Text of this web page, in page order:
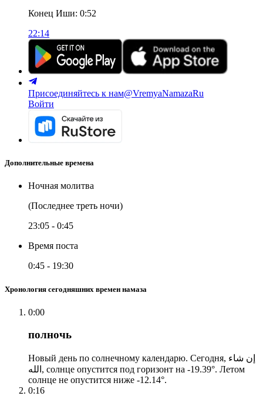
Конец Иши: 0:52
22:14
Присоединяйтесь к нам@VremyaNamazaRu
Войти
Дополнительные времена
Ночная молитва
(Последнее треть ночи)
23:05 - 0:45
Время поста
0:45 - 19:30
Хронология сегодняшних времен намаза
0:00
полночь
Новый день по солнечному календарю. Сегодня, إن شاء
الله, солнце опустится под горизонт на -19.39°. Летом
солнце не опустится ниже -12.14°.
0:16